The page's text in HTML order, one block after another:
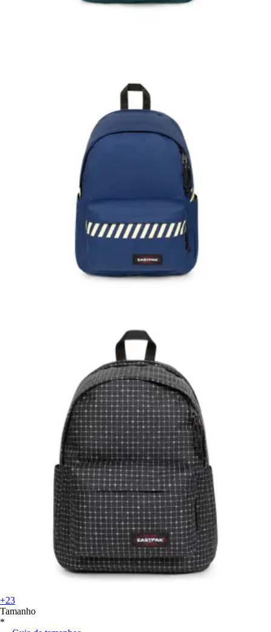
+23
Tamanho
*